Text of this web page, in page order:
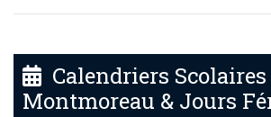
Calendriers
Montmoreau & Jours